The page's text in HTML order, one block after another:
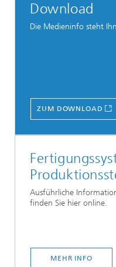
Download
Die Medieninfo steht
ZUM DOWNLOAD
Ausführliche
finden Sie hier online.
MEHR INFO